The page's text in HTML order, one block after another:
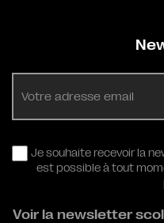
Je souhaite recevoir la
est possible à tout
Voir la newsletter